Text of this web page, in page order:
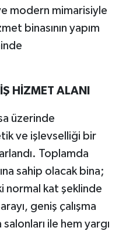
modern mimarisiyle
binasının yapım
HİZMET ALANI
üzerinde
ve işlevselliği bir
Toplamda
sahip olacak bina;
normal kat şeklinde
geniş çalışma
ile hem yargı